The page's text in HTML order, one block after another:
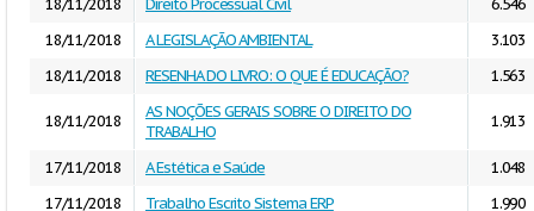
18/11/2018
Direito Processual Civil
6.546
18/11/2018
A LEGISLAÇÃO AMBIENTAL
3.103
18/11/2018
RESENHA DO LIVRO: O QUE É EDUCAÇÃO? 1.563
18/11/2018
AS NOÇÕES GERAIS SOBRE O DIREITO DO
TRABALHO
1.913
17/11/2018 A Estética e Saúde
1.048
17/11/2018
Trabalho Escrito Sistema ERP 1.990